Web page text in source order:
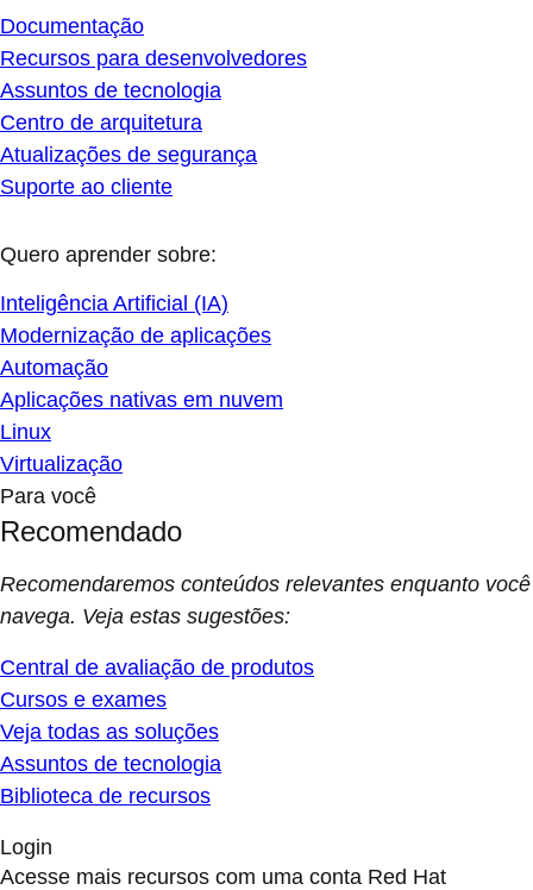
Documentação
Recursos para desenvolvedores
Assuntos de tecnologia
Centro de arquitetura
Atualizações de segurança
Suporte ao cliente
Quero aprender sobre:
Inteligência Artificial (IA)
Modernização de aplicações
Automação
Aplicações nativas em nuvem
Linux
Virtualização
Para você
Recomendado
Recomendaremos conteúdos relevantes enquanto você
navega. Veja estas sugestões:
Central de avaliação de produtos
Cursos e exames
Veja todas as soluções
Assuntos de tecnologia
Biblioteca de recursos
Login
Acesse mais recursos com uma conta Red Hat